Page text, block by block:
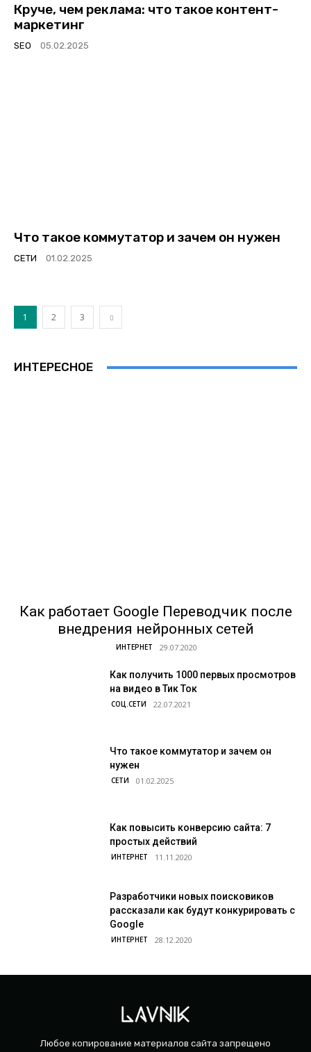
Круче, чем реклама: что такое контент-
маркетинг
SEO
Что такое коммутатор и зачем он нужен
СЕТИ
1 2 3
ИНТЕРЕСНОЕ
Как работает Google Переводчик после
внедрения нейронных сетей
ИНТЕРНЕТ
Как получить 1000 первых просмотров
на видео в Тик Ток
СОЦ.СЕТИ
Что такое коммутатор и зачем он
нужен
СЕТИ
Как повысить конверсию сайта: 7
простых действий
ИНТЕРНЕТ
Разработчики новых поисковиков
рассказали как будут конкурировать с
Google
ИНТЕРНЕТ
Любое копирование материалов сайта запрещено